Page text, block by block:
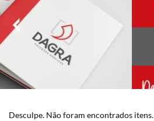
Desculpe. Não foram encontrados itens.